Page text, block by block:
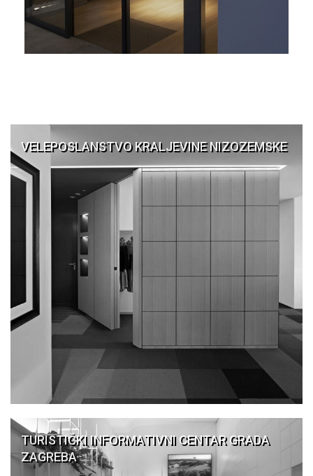
VELEPOSLANSTVO KRALJEVINE NIZOZEMSKE
TURISTIČKI INFORMATIVNI CENTAR GRADA
ZAGREBA